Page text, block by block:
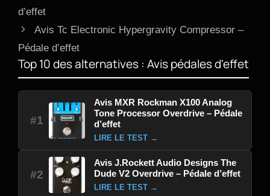
d’effet
Avis Tc Electronic Hypergravity Compressor –
Pédale d’effet
Top 10 des alternatives : Avis pédales d'effet
#1
Avis MXR Rockman X100 Analog
Tone Processor Overdrive – Pédale
d’effet
LIRE LE TEST →
#2
Avis J.Rockett Audio Designs The
Dude V2 Overdrive – Pédale d’effet
LIRE LE TEST →